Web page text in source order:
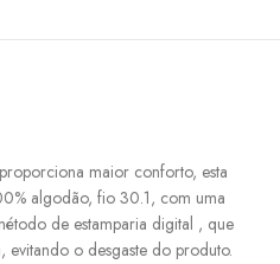
maior conforto, esta
algodão, fio 30.1, com uma
de estamparia digital , que
evitando o desgaste do produto.